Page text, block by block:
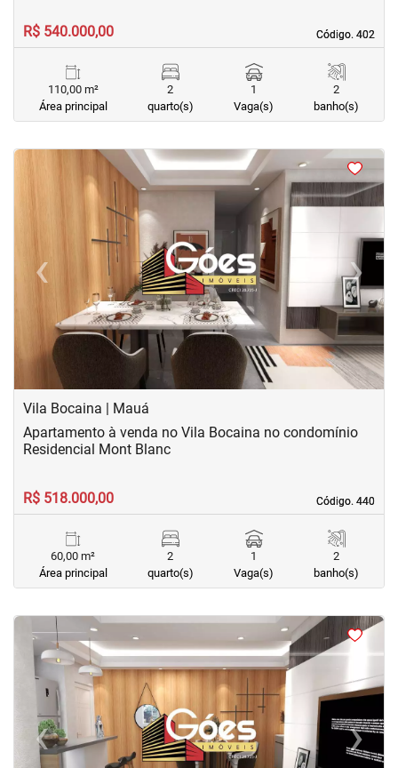
Código. 402
Código. 402
R$ 540.000,00
110,00 m²
Área principal
2
quarto(s)
1
Vaga(s)
2
banho(s)
< < <
‹Previous ›Next
Vila Bocaina | Mauá
Código. 440
Código. 440
Apartamento à venda no Vila Bocaina no condomínio
Residencial Mont Blanc
R$ 518.000,00
60,00 m²
Área principal
2
quarto(s)
1
Vaga(s)
2
banho(s)
‹
Previous ›Next